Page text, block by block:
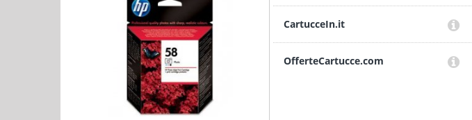
CartucceIn.it
OfferteCartucce.com